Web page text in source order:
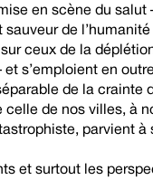
en scène du salut
de l’humanité
ceux de la
s’emploient en
de la crainte
de nos villes, à
parvient à
et surtout les